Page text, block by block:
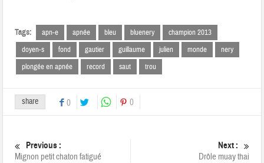
Tags: apn-e apnée bleu bluenery
champion 2013
doyen-s
fond gautier guillaume julien monde
nery
plongée en apnée
record saut trou
share 0 0
Previous :
Mignon petit chaton fatigué
Next :
Drôle muay thai